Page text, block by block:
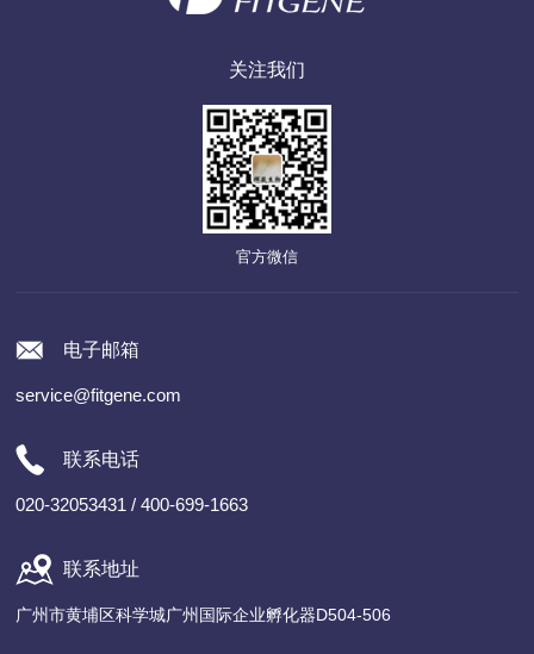
关注我们
官方微信
电子邮箱
service@fitgene.com
联系电话
020-32053431 / 400-699-1663
联系地址
广州市黄埔区科学城广州国际企业孵化器D504-506